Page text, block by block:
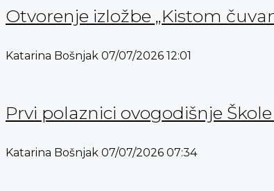
Otvorenje izložbe „Kistom
Katarina Bošnjak 07/07/2026 12:01
Prvi polaznici ovogodišnje
Katarina Bošnjak 07/07/2026 07:34